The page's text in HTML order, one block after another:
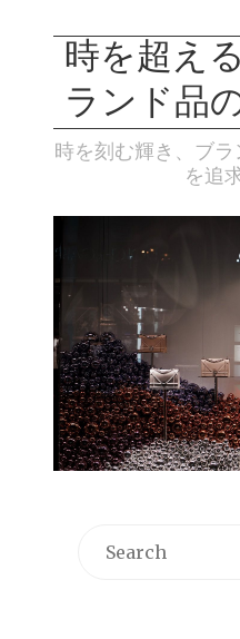
時を超え
ランド品
時を刻む輝き、ブ
を追